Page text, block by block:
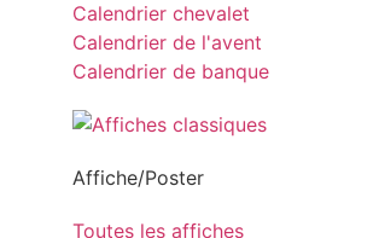
Calendrier chevalet
Calendrier de l'avent
Calendrier de banque
Affiche/Poster
Toutes les affiches